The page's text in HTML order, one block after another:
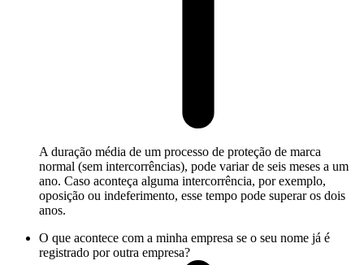
A duração média de um processo de proteção de marca
normal (sem intercorrências), pode variar de seis meses a um
ano. Caso aconteça alguma intercorrência, por exemplo,
oposição ou indeferimento, esse tempo pode superar os dois
anos.
O que acontece com a minha empresa se o seu nome já é
registrado por outra empresa?